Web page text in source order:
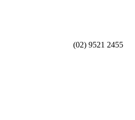
(02) 9521 2455